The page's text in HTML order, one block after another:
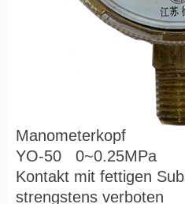
Manometerkopf
YO-50 0~0.25MPa
Kontakt mit fettigen
strengstens verboten